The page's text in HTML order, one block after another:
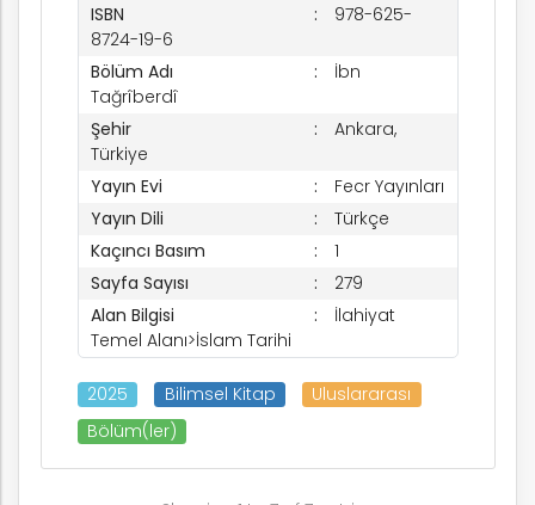
ISBN
978-625-
8724-19-6
Bölüm Adı
İbn
Tağrîberdî
Şehir
Ankara,
Türkiye
Yayın Evi
Fecr Yayınları
Yayın Dili
Türkçe
Kaçıncı Basım
1
Sayfa Sayısı
279
Alan Bilgisi
İlahiyat
Temel Alanı>İslam Tarihi
2025 Bilimsel Kitap
Uluslararası
Bölüm(ler)